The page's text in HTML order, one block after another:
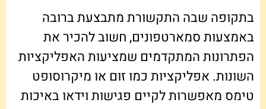
בתקופה שבה התקשורת מתבצעת ברובה
באמצעות סמארטפונים, חשוב להכיר את
הפתרונות המתקדמים שמציעות האפליקציות
השונות. אפליקציות כמו זום או מיקרוסופט
טימס מאפשרות לקיים פגישות וידאו באיכות